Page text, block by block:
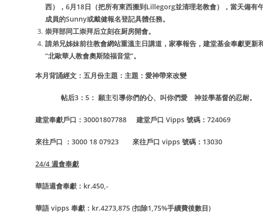
西），6月18日（把所有東西搬到Lillegorg並清理老教會），當天備有
成員的Sunny或戴健報名登記具體任務。
崇拜部同工崇拜后立刻在厨房開會。
請弟兄姊妹前往教會網站重溫主日講道，家事報告，建堂基金奉獻更
“北歐華人教會奧斯陸福音堂”。
本月背誦經文：五月份主題：主題：愛神帶來改變
帖后3：5： 願主引導你們的心、叫你們愛 神並學基督的忍耐。
建堂奉獻戶口：30001807788 建堂戶口 Vipps 號碼：724069
來往戶口 ：3000 18 07923 來往戶口 vipps 號碼：13030
24/4 週會奉獻
華語週會奉獻：kr.450,-
華語 vipps 奉獻：kr.4273,875 (扣除1,75%手續費後數目)